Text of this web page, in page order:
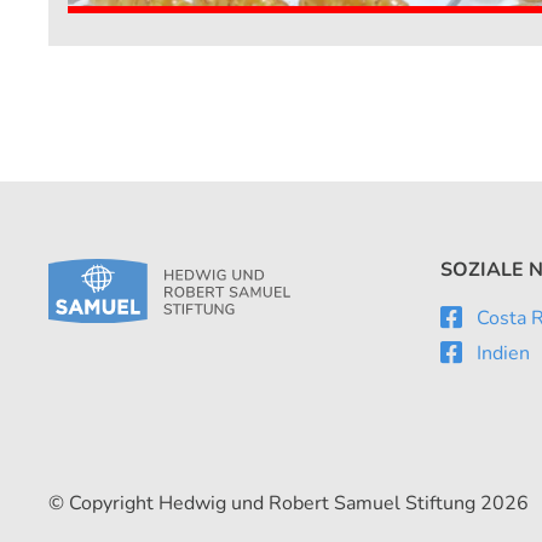
SOZIALE
Costa
Indien
© Copyright Hedwig und Robert Samuel Stiftung 2026